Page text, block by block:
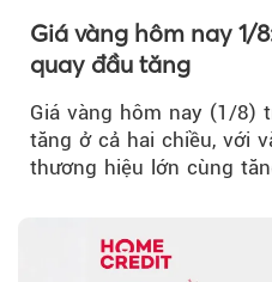
Giá vàng hôm nay 1/
quay đầu tăng
Giá vàng hôm nay (1/8)
tăng ở cả hai chiều, với
thương hiệu lớn cùng